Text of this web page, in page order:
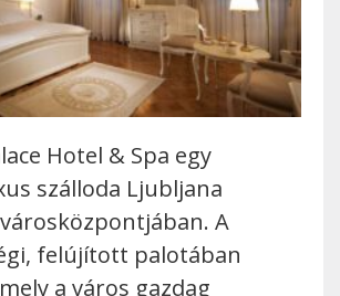
Hotel & Spa egy
szálloda Ljubljana
A
felújított palotában
a város gazdag